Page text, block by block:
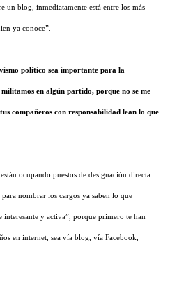
un blog, inmediatamente está entre los más
ya conoce”.
político sea importante para la
en algún partido, porque no se me
compañeros con responsabilidad lean lo que
ocupando puestos de designación directa
nombrar los cargos ya saben lo que
interesante y activa”, porque primero te han
en internet, sea vía blog, vía Facebook,